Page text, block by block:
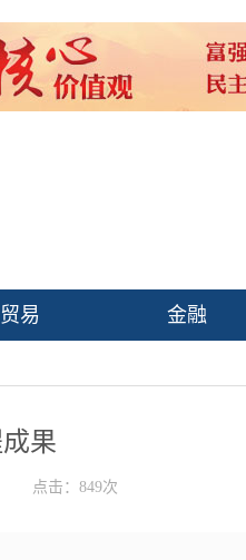
贸易 金融
果
点击：849次